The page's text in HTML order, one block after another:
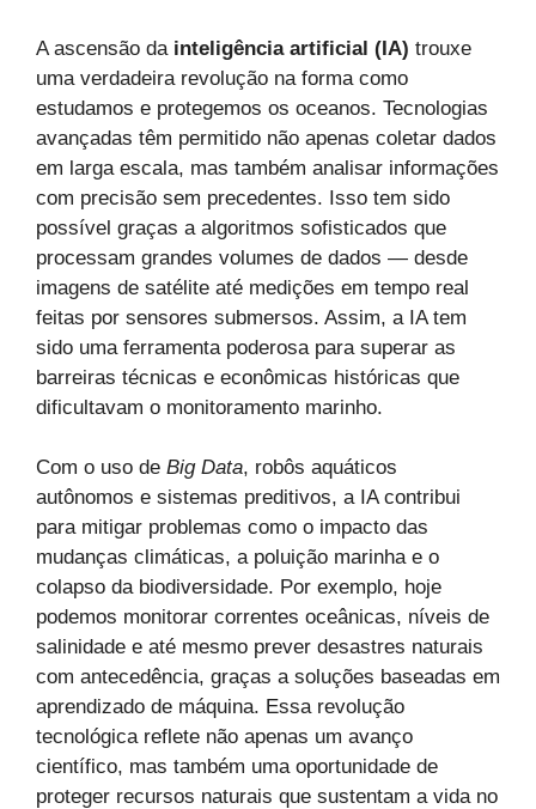
A ascensão da inteligência artificial (IA) trouxe
uma verdadeira revolução na forma como
estudamos e protegemos os oceanos. Tecnologias
avançadas têm permitido não apenas coletar dados
em larga escala, mas também analisar informações
com precisão sem precedentes. Isso tem sido
possível graças a algoritmos sofisticados que
processam grandes volumes de dados — desde
imagens de satélite até medições em tempo real
feitas por sensores submersos. Assim, a IA tem
sido uma ferramenta poderosa para superar as
barreiras técnicas e econômicas históricas que
dificultavam o monitoramento marinho.
Com o uso de Big Data, robôs aquáticos
autônomos e sistemas preditivos, a IA contribui
para mitigar problemas como o impacto das
mudanças climáticas, a poluição marinha e o
colapso da biodiversidade. Por exemplo, hoje
podemos monitorar correntes oceânicas, níveis de
salinidade e até mesmo prever desastres naturais
com antecedência, graças a soluções baseadas em
aprendizado de máquina. Essa revolução
tecnológica reflete não apenas um avanço
científico, mas também uma oportunidade de
proteger recursos naturais que sustentam a vida no